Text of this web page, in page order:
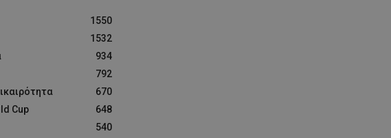
1550
1532
934
792
670
Cup
648
540